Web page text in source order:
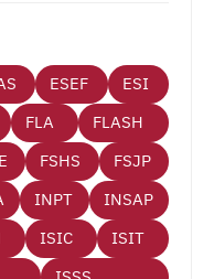
ESEF
ESI
FLA
FLASH
FSHS
FSJP
INPT
INSAP
ISIC
ISIT